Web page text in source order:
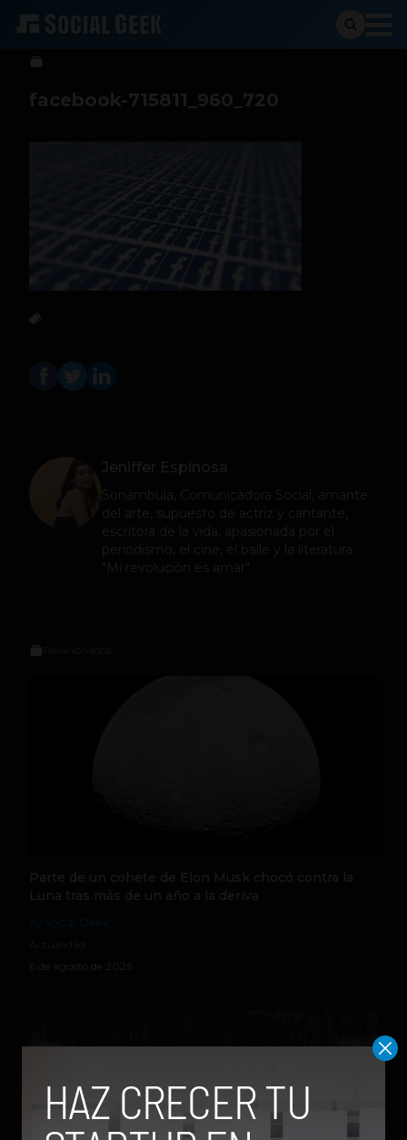
Jeniffer Espinosa 7 de mayo de 2019
facebook-715811_960_720
Jeniffer Espinosa
Sonámbula, Comunicadora Social, amante
del arte, supuesto de actriz y cantante,
escritora de la vida, apasionada por el
periodismo, el cine, el baile y la literatura.
"Mi revolución es amar".
Parte de un cohete de Elon Musk chocó contra la
Luna tras más de un año a la deriva
6 de agosto de 2026